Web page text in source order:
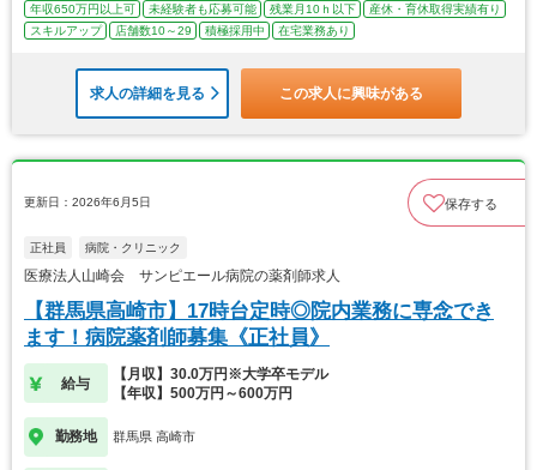
年収650万円以上可 未経験者も応募可能 残業月10ｈ以下
産休・育休取得実績有り
スキルアップ
店舗数10～29 積極採用中 在宅業務あり
求人の詳細を見る この求人に興味がある
更新日：2026年6月5日 保存する
正社員 病院・クリニック
医療法人山崎会 サンピエール病院の薬剤師求人
【群馬県高崎市】17時台定時◎院内業務に専念でき
ます！病院薬剤師募集《正社員》
給与
【月収】30.0万円※大学卒モデル
【年収】500万円～600万円
勤務地 群馬県 高崎市